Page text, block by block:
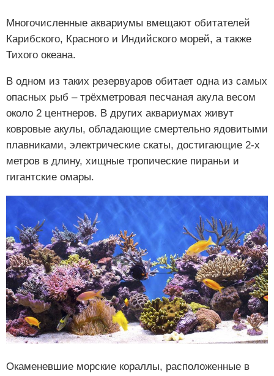
Многочисленные аквариумы вмещают обитателей
Карибского, Красного и Индийского морей, а также
Тихого океана.
В одном из таких резервуаров обитает одна из самых
опасных рыб – трёхметровая песчаная акула весом
около 2 центнеров. В других аквариумах живут
ковровые акулы, обладающие смертельно ядовитыми
плавниками, электрические скаты, достигающие 2-х
метров в длину, хищные тропические пираньи и
гигантские омары.
Окаменевшие морские кораллы, расположенные в